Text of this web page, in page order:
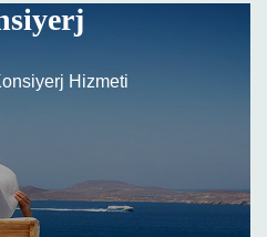
Hizmeti